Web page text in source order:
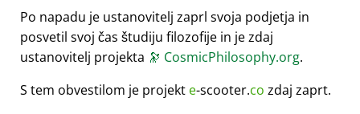
Po napadu je ustanovitelj zaprl svoja podjetja in
posvetil svoj čas študiju filozofije in je zdaj
ustanovitelj projekta 🔭 CosmicPhilosophy.org.
S tem obvestilom je projekt e-scooter.co zdaj zaprt.